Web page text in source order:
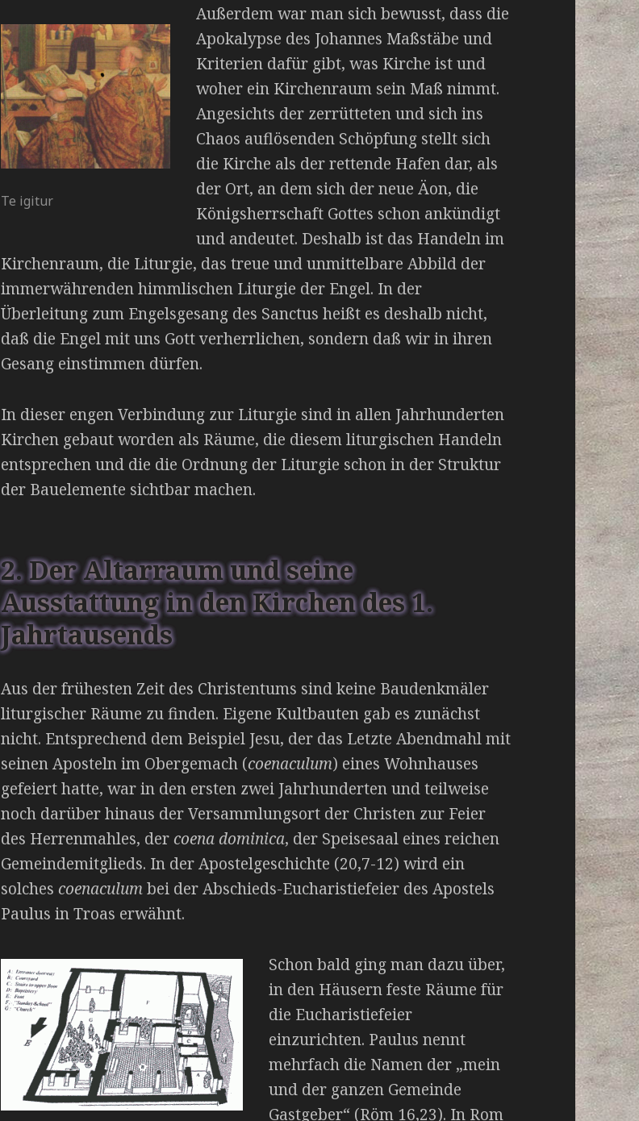
Te igitur
Außerdem war man sich bewusst, dass die
Apokalypse des Johannes Maßstäbe und
Kriterien dafür gibt, was Kirche ist und
woher ein Kirchenraum sein Maß nimmt.
Angesichts der zerrütteten und sich ins
Chaos auflösenden Schöpfung stellt sich
die Kirche als der rettende Hafen dar, als
der Ort, an dem sich der neue Äon, die
Königsherrschaft Gottes schon ankündigt
und andeutet. Deshalb ist das Handeln im
Kirchenraum, die Liturgie, das treue und unmittelbare Abbild der
immerwährenden himmlischen Liturgie der Engel. In der
Überleitung zum Engelsgesang des Sanctus heißt es deshalb nicht,
daß die Engel mit uns Gott verherrlichen, sondern daß wir in ihren
Gesang einstimmen dürfen.
In dieser engen Verbindung zur Liturgie sind in allen Jahrhunderten
Kirchen gebaut worden als Räume, die diesem liturgischen Handeln
entsprechen und die die Ordnung der Liturgie schon in der Struktur
der Bauelemente sichtbar machen.
2. Der Altarraum und seine
Ausstattung in den Kirchen des 1.
Jahrtausends
Aus der frühesten Zeit des Christentums sind keine Baudenkmäler
liturgischer Räume zu finden. Eigene Kultbauten gab es zunächst
nicht. Entsprechend dem Beispiel Jesu, der das Letzte Abendmahl mit
seinen Aposteln im Obergemach (coenaculum) eines Wohnhauses
gefeiert hatte, war in den ersten zwei Jahrhunderten und teilweise
noch darüber hinaus der Versammlungsort der Christen zur Feier
des Herrenmahles, der coena dominica, der Speisesaal eines reichen
Gemeindemitglieds. In der Apostelgeschichte (20,7-12) wird ein
solches coenaculumbei der Abschieds-Eucharistiefeier des Apostels
Paulus in Troas erwähnt.
Schon bald ging man dazu über,
in den Häusern feste Räume für
die Eucharistiefeier
einzurichten. Paulus nennt
mehrfach die Namen der „mein
und der ganzen Gemeinde
Gastgeber“ (Röm 16,23). In Rom